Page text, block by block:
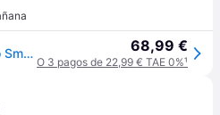
Xiaomi Mi Smart Band 9 Pro Smartwatch Transparente 68,99 €
O 3 pagos de 22,99 € TAE 0%¹